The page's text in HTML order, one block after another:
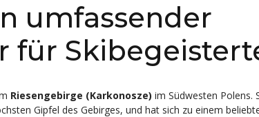
umfassender
für
Riesengebirge (Karkonosze) im Südwesten Polens.
Gipfel des Gebirges, und hat sich zu einem